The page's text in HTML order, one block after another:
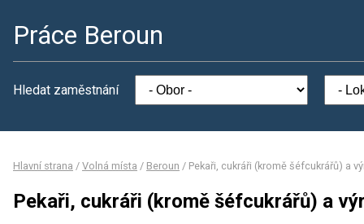
Práce Beroun
Hledat zaměstnání
Hlavní strana / Volná místa / Beroun / Pekaři, cukráři (kromě šéfcukrářů) a
Pekaři, cukráři (kromě šéfcukrářů) a